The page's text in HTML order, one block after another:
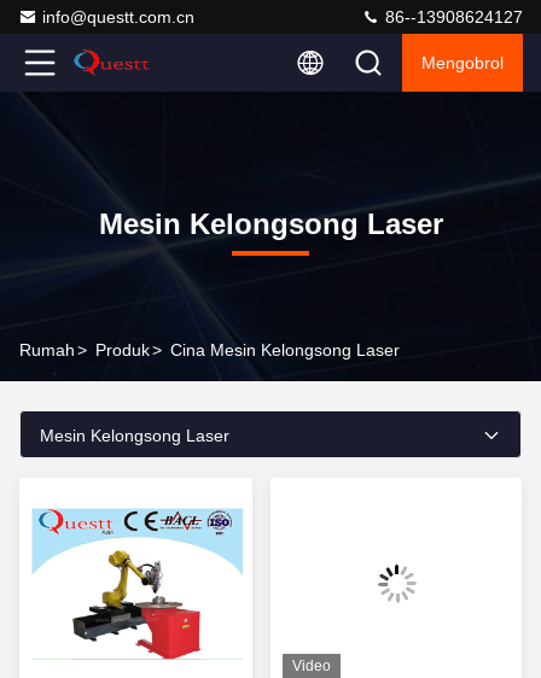
info@questt.com.cn 86--13908624127
Mengobrol
Mesin Kelongsong Laser
Rumah> Produk> Cina Mesin Kelongsong Laser
Mesin Kelongsong Laser
Video